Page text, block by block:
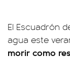
El Escuadrón
agua este
morir como